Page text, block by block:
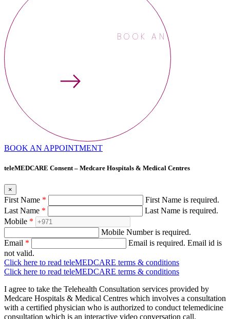
BOOK AN
BOOK AN APPOINTMENT
teleMEDCARE Consent – Medcare Hospitals & Medical Centres
×
First Name *
First Name is required.
Last Name *
Last Name is required.
Mobile *
Mobile Number is required.
Email * Email is required. Email id is
not valid.
Click here to read teleMEDCARE terms & conditions
Click here to read teleMEDCARE terms & conditions
I agree to take the Telehealth Consultation services provided by
Medcare Hospitals & Medical Centres which involves a consultation
with a certified physician who is authorized to conduct telemedicine
consultation which is an interactive video conversation call.